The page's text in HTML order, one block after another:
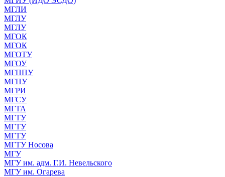
МГЛИ
МГЛУ
МГЛУ
МГОК
МГОК
МГОТУ
МГОУ
МГППУ
МГПУ
МГРИ
МГСУ
МГТА
МГТУ
МГТУ
МГТУ
МГТУ Носова
МГУ
МГУ им. адм. Г.И. Невельского
МГУ им. Огарева